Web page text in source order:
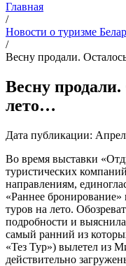
Главная
/
Новости о туризме
/
Весну продали.
Весну продали.
лето…
Дата публикации:
Во время выставки
туристических
направлениям,
«Раннее
туров на лето.
подробности и
самый ранний из
«Тез Тур») вылетел из
действительно